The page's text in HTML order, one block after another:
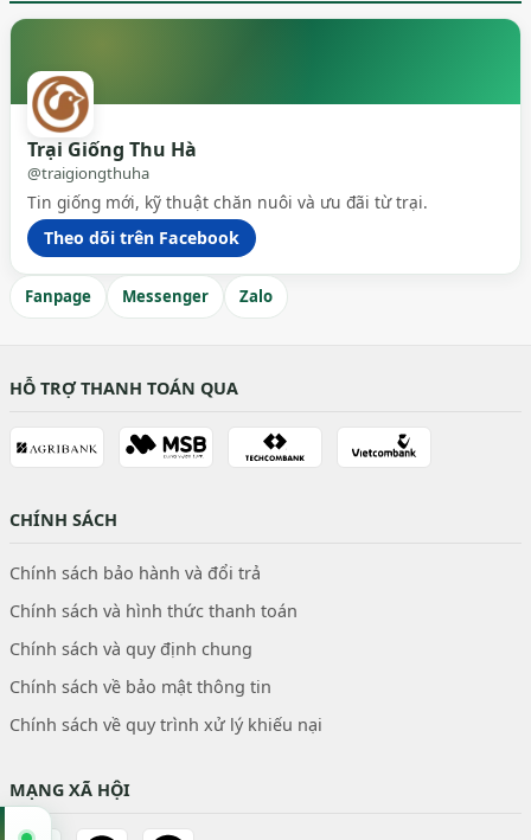
Trại Giống Thu Hà
@traigiongthuha
Tin giống mới, kỹ thuật chăn nuôi và ưu đãi từ trại.
Theo dõi trên Facebook
Fanpage Messenger Zalo
HỖ TRỢ THANH TOÁN QUA
CHÍNH SÁCH
Chính sách bảo hành và đổi trả
Chính sách và hình thức thanh toán
Chính sách và quy định chung
Chính sách về bảo mật thông tin
Chính sách về quy trình xử lý khiếu nại
MẠNG XÃ HỘI